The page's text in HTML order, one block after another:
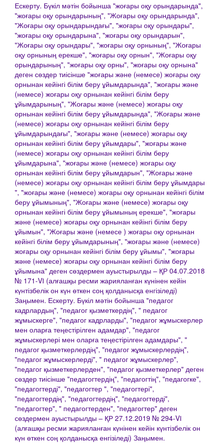
Ескерту. Бүкіл мәтін бойынша "жоғары оқу орындарында",
"жоғары оқу орындарының", "Жоғары оқу орындарында",
"Жоғары оқу орындарындағы", "жоғары оқу орындары",
"жоғары оқу орындарына", "жоғары оқу орындарын",
"Жоғары оқу орындары", "жоғары оқу орнының", "Жоғары
оқу орнының ерекше", "жоғары оқу орнын", "Жоғары оқу
орындарының", "жоғары оқу орны", "жоғары оқу орнына"
деген сөздер тиісінше "жоғары және (немесе) жоғары оқу
орнынан кейінгі білім беру ұйымдарында", "жоғары және
(немесе) жоғары оқу орнынан кейінгі білім беру
ұйымдарының", "Жоғары және (немесе) жоғары оқу
орнынан кейінгі білім беру ұйымдарында", "Жоғары және
(немесе) жоғары оқу орнынан кейінгі білім беру
ұйымдарындағы", "жоғары және (немесе) жоғары оқу
орнынан кейінгі білім беру ұйымдары", "жоғары және
(немесе) жоғары оқу орнынан кейінгі білім беру
ұйымдарына", "жоғары және (немесе) жоғары оқу
орнынан кейінгі білім беру ұйымдарын", "Жоғары және
(немесе) жоғары оқу орнынан кейінгі білім беру ұйымдары
", "жоғары және (немесе) жоғары оқу орнынан кейінгі білім
беру ұйымының", "Жоғары және (немесе) жоғары оқу
орнынан кейінгі білім беру ұйымының ерекше", "жоғары
және (немесе) жоғары оқу орнынан кейінгі білім беру
ұйымын", "Жоғары және (немесе ) жоғары оқу орнынан
кейінгі білім беру ұйымдарының", "жоғары және (немесе)
жоғары оқу орнынан кейінгі білім беру ұйымы", "жоғары
және (немесе) жоғары оқу орнынан кейінгі білім беру
ұйымына" деген сөздермен ауыстырылды – ҚР 04.07.2018
№ 171-VІ (алғашқы ресми жарияланған күнінен кейін
күнтізбелік он күн өткен соң қолданысқа енгізіледі)
Заңымен. Ескерту. Бүкіл мәтін бойынша "педагог
кадрлардың", "педагог қызметкердің", " педагог
жұмыскерге", "педагог кадрларды", "педагог жұмыскерлер
мен оларға теңестірілген адамдар", "педагог
жұмыскерлері мен оларға теңестірілген адамдары", "
педагог қызметкерлердің", "педагог жұмыскерлердің",
"педагог жұмыскерлерді", " педагог жұмыскерлер",
"педагог қызметкерлерден", "педагог қызметкерлер" деген
сөздер тиісінше "педагогтердің", "педагогтің", "педагогке",
"педагогтерді", "педагогтер ", "педагогтері",
"педагогтердің", "педагогтердің", "педагогтерді",
"педагогтер", " педагогтерден", "педагогтер" деген
сөздермен ауыстырылды – ҚР 27.12.2019 № 294-VІ
(алғашқы ресми жарияланған күнінен кейін күнтізбелік он
күн өткен соң қолданысқа енгізіледі) Заңымен.